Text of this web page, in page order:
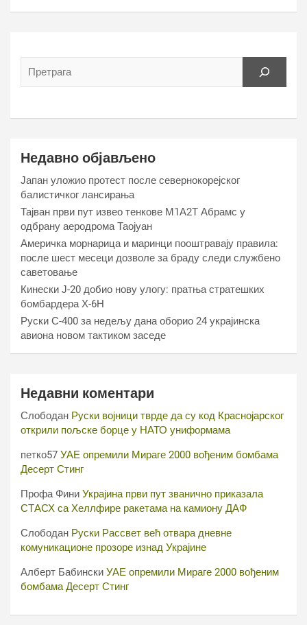
Недавно објављено
Јапан уложио протест после севернокорејског
балистичког лансирања
Тајван први пут извео тенкове М1А2Т Абрамс у
одбрану аеродрома Таојуан
Америчка морнарица и маринци пооштравају правила:
после шест месеци дозволе за браду следи службено
саветовање
Кинески Ј-20 добио нову улогу: пратња стратешких
бомбардера Х-6Н
Руски С-400 за недељу дана оборио 24 украјинска
авиона новом тактиком заседе
Недавни коментари
Слободан Руски војници тврде да су код Краснојарског
открили пољске борце у НАТО униформама
петко57 УАЕ опремили Мираге 2000 вођеним бомбама
Десерт Стинг
Профа Фини Украјина први пут званично приказала
СТАСХ са Хеллфире ракетама на камиону ДАФ
Слободан Руски Рассвет већ отвара дневне
комуникационе прозоре изнад Украјине
Алберт Бабински УАЕ опремили Мираге 2000 вођеним
бомбама Десерт Стинг